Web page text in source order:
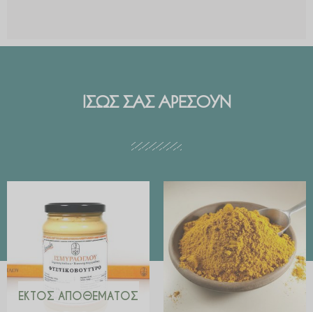
ΙΣΩΣ ΣΑΣ ΑΡΕΣΟΥΝ
ΕΚΤΌΣ ΑΠΟΘΈΜΑΤΟΣ
range:
€ 2.99
through
€ 29.90